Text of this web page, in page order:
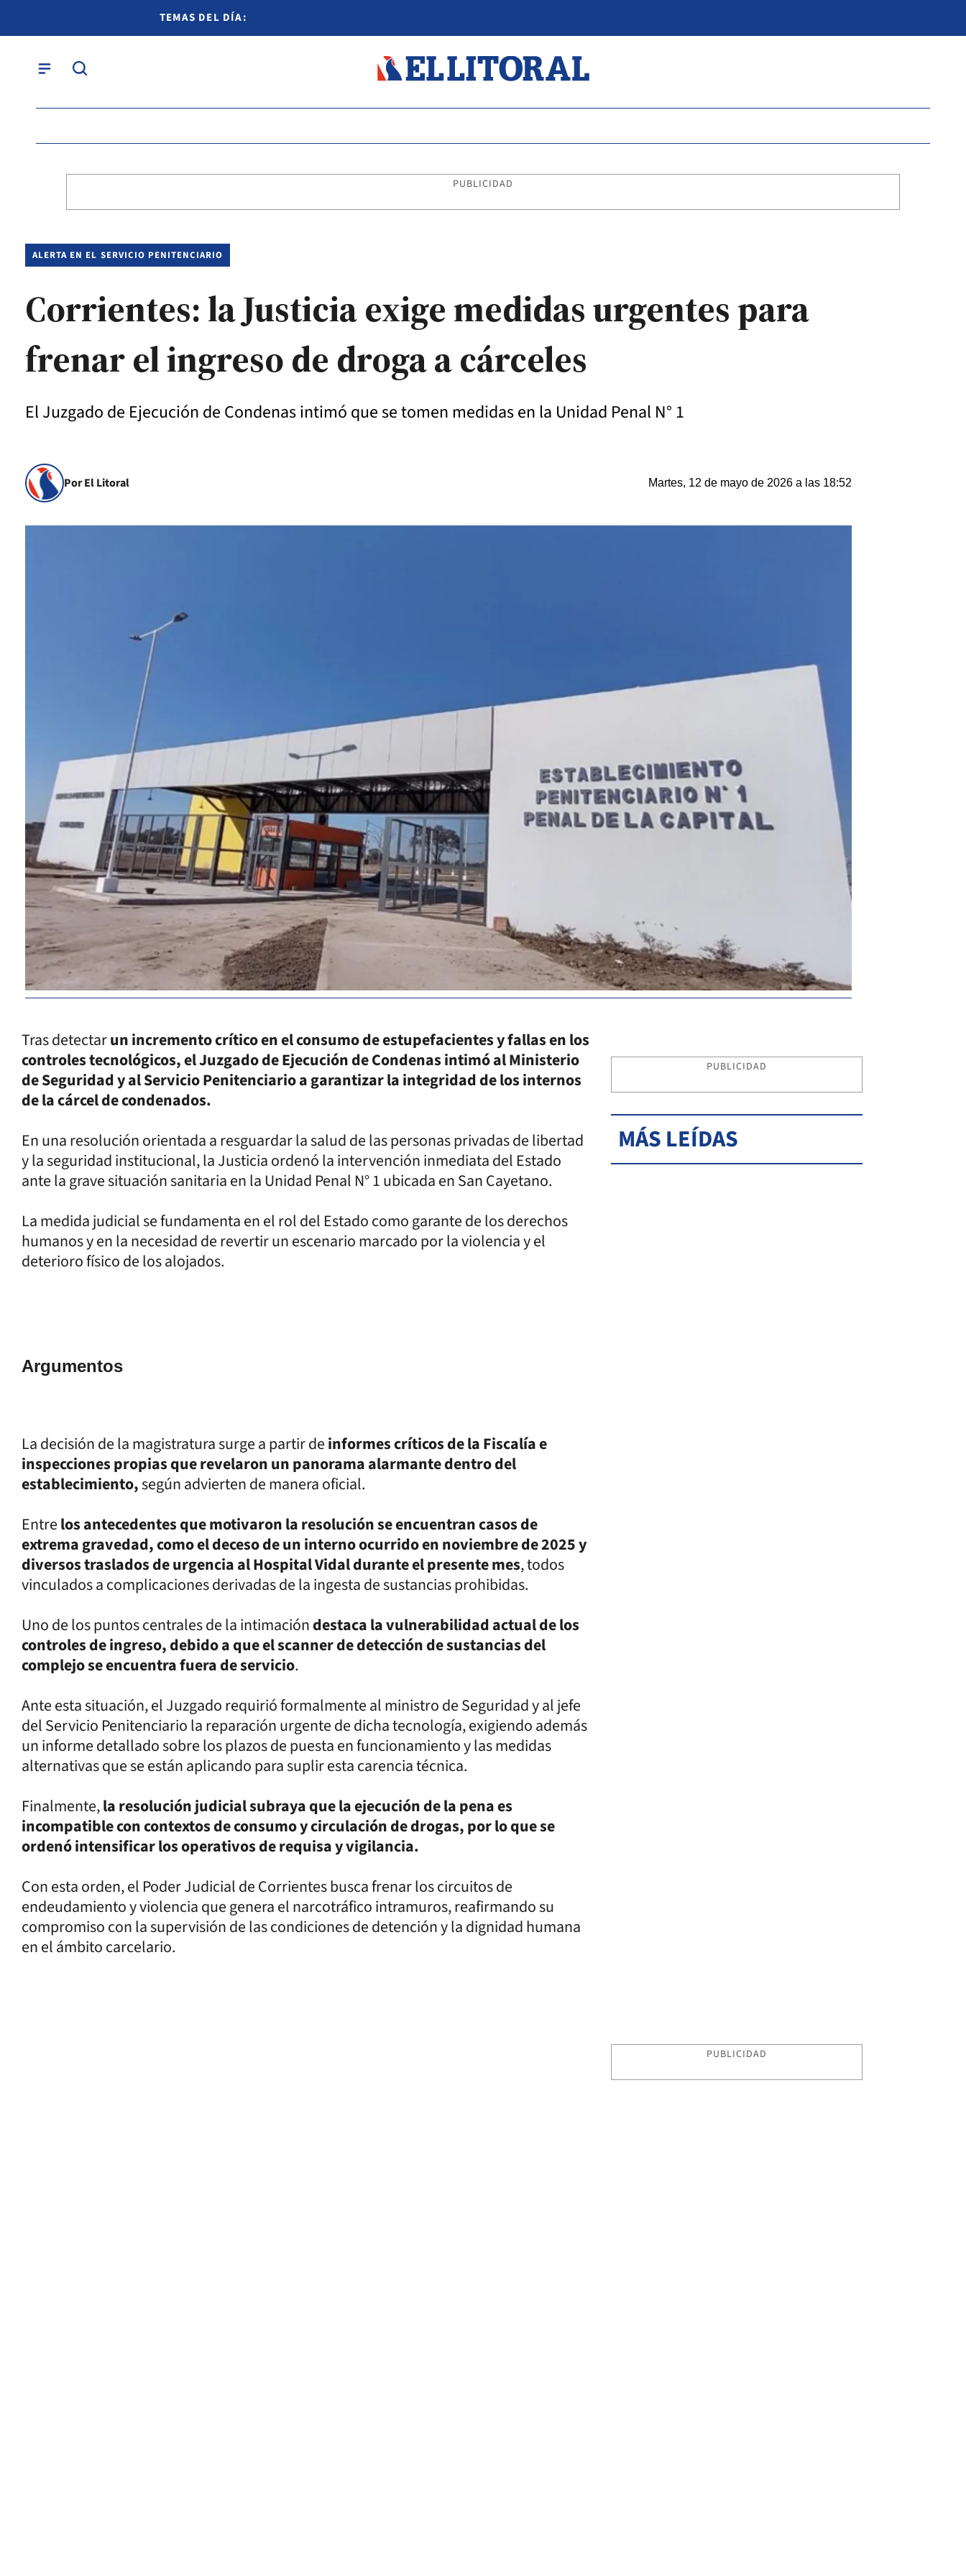
TEMAS DEL DÍA:
PUBLICIDAD
ALERTA EN EL SERVICIO PENITENCIARIO
Corrientes: la Justicia exige medidas urgentes para
frenar el ingreso de droga a cárceles
El Juzgado de Ejecución de Condenas intimó que se tomen medidas en la Unidad Penal N° 1
Por El Litoral Martes, 12 de mayo de 2026 a las 18:52
Tras detectarun incremento crítico en el consumo de estupefacientes y fallas en los
controles tecnológicos, el Juzgado de Ejecución de Condenas intimó al Ministerio
de Seguridad y al Servicio Penitenciario a garantizar la integridad de los internos
de la cárcel de condenados.
En una resolución orientada a resguardar la salud de las personas privadas de libertad
y la seguridad institucional, la Justicia ordenó la intervención inmediata del Estado
ante la grave situación sanitaria en la Unidad Penal N° 1 ubicada en San Cayetano.
La medida judicial se fundamenta en el rol del Estado como garante de los derechos
humanos y en la necesidad de revertir un escenario marcado por la violencia y el
deterioro físico de los alojados.
Argumentos
La decisión de la magistratura surge a partir deinformes críticos de la Fiscalía e
inspecciones propias que revelaron un panorama alarmante dentro del
establecimiento,según advierten de manera oficial.
Entrelos antecedentes que motivaron la resolución se encuentran casos de
extrema gravedad, como el deceso de un interno ocurrido en noviembre de 2025 y
diversos traslados de urgencia al Hospital Vidal durante el presente mes, todos
vinculados a complicaciones derivadas de la ingesta de sustancias prohibidas.
Uno de los puntos centrales de la intimacióndestaca la vulnerabilidad actual de los
controles de ingreso, debido a que el scanner de detección de sustancias del
complejo se encuentra fuera de servicio.
Ante esta situación, el Juzgado requirió formalmente al ministro de Seguridad y al jefe
del Servicio Penitenciario la reparación urgente de dicha tecnología, exigiendo además
un informe detallado sobre los plazos de puesta en funcionamiento y las medidas
alternativas que se están aplicando para suplir esta carencia técnica.
Finalmente,la resolución judicial subraya que la ejecución de la pena es
incompatible con contextos de consumo y circulación de drogas, por lo que se
ordenó intensificar los operativos de requisa y vigilancia.
Con esta orden, el Poder Judicial de Corrientes busca frenar los circuitos de
endeudamiento y violencia que genera el narcotráfico intramuros, reafirmando su
compromiso con la supervisión de las condiciones de detención y la dignidad humana
en el ámbito carcelario.
PUBLICIDAD
MÁS LEÍDAS
PUBLICIDAD